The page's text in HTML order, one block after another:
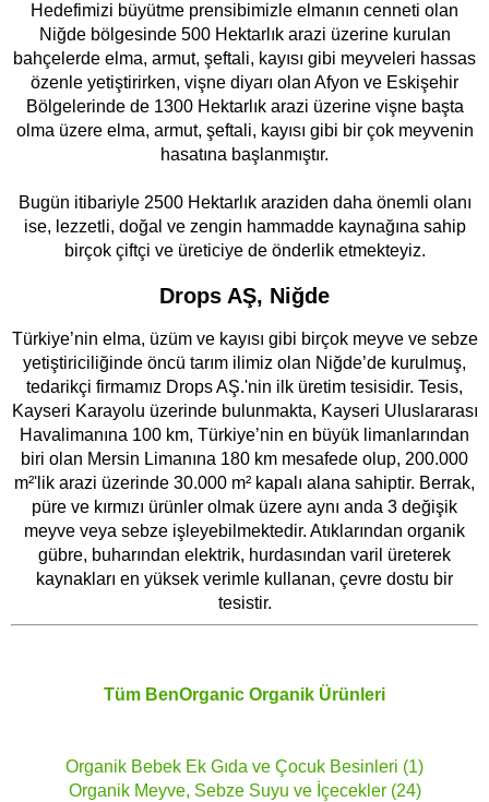
Hedefimizi büyütme prensibimizle elmanın cenneti olan
Niğde bölgesinde 500 Hektarlık arazi üzerine kurulan
bahçelerde elma, armut, şeftali, kayısı gibi meyveleri hassas
özenle yetiştirirken, vişne diyarı olan Afyon ve Eskişehir
Bölgelerinde de 1300 Hektarlık arazi üzerine vişne başta
olma üzere elma, armut, şeftali, kayısı gibi bir çok meyvenin
hasatına başlanmıştır.
Bugün itibariyle 2500 Hektarlık araziden daha önemli olanı
ise, lezzetli, doğal ve zengin hammadde kaynağına sahip
birçok çiftçi ve üreticiye de önderlik etmekteyiz.
Drops AŞ, Niğde
Türkiye’nin elma, üzüm ve kayısı gibi birçok meyve ve sebze
yetiştiriciliğinde öncü tarım ilimiz olan Niğde’de kurulmuş,
tedarikçi firmamız Drops AŞ.'nin ilk üretim tesisidir. Tesis,
Kayseri Karayolu üzerinde bulunmakta, Kayseri Uluslararası
Havalimanına 100 km, Türkiye’nin en büyük limanlarından
biri olan Mersin Limanına 180 km mesafede olup, 200.000
m²'lik arazi üzerinde 30.000 m² kapalı alana sahiptir. Berrak,
püre ve kırmızı ürünler olmak üzere aynı anda 3 değişik
meyve veya sebze işleyebilmektedir. Atıklarından organik
gübre, buharından elektrik, hurdasından varil üreterek
kaynakları en yüksek verimle kullanan, çevre dostu bir
tesistir.
Tüm BenOrganic Organik Ürünleri
Organik Bebek Ek Gıda ve Çocuk Besinleri (1)
Organik Meyve, Sebze Suyu ve İçecekler (24)